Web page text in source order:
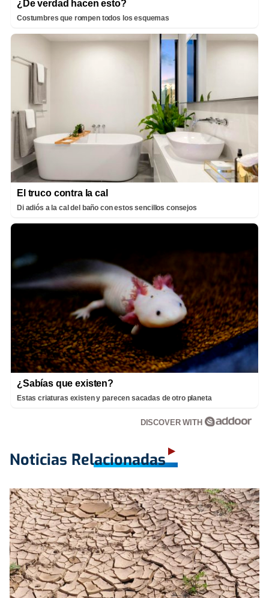
¿De verdad hacen esto?
Costumbres que rompen todos los esquemas
El truco contra la cal
Di adiós a la cal del baño con estos sencillos consejos
¿Sabías que existen?
Estas criaturas existen y parecen sacadas de otro planeta
DISCOVER WITH
Noticias Relacionadas